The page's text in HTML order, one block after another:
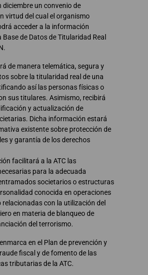
diciembre un convenio de
virtud del cual el organismo
acceder a la información
de Datos de Titularidad Real
de manera telemática, segura y
sobre la titularidad real de una
así las personas físicas o
sus titulares. Asimismo, recibirá
y actualización de
Dicha información estará
existente sobre protección de
y garantía de los derechos
facilitará a la ATC las
para la adecuada
societarios o estructuras
conocida en operaciones
relacionadas con la utilización del
en materia de blanqueo de
del terrorismo.
en el Plan de prevención y
fiscal y de fomento de las
tributarias de la ATC.